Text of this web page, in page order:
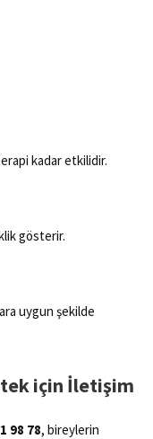
kadar etkilidir.
gösterir.
uygun şekilde
için İletişim
98 78, bireylerin